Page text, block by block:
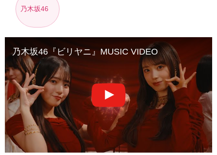
乃木坂46
乃木坂46『ビリヤニ』MUSIC VIDEO